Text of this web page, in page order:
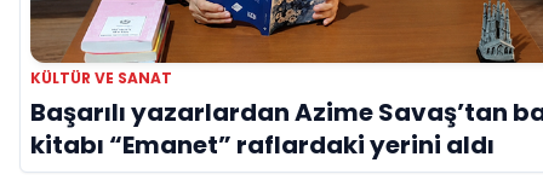
KÜLTÜR VE SANAT
Başarılı yazarlardan Azime Savaş’tan
kitabı “Emanet” raflardaki yerini aldı